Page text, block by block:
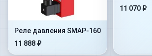
Реле давления SMAP-160
11 888 ₽
11 070 ₽